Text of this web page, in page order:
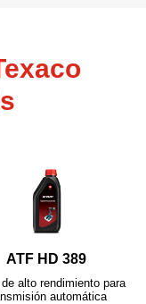
ATF HD 389
alto rendimiento para
automática